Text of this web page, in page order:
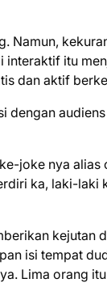
Namun,
itu
dan aktif
joke nya
ka, laki-
kejutan
isi tempat
Lima orang